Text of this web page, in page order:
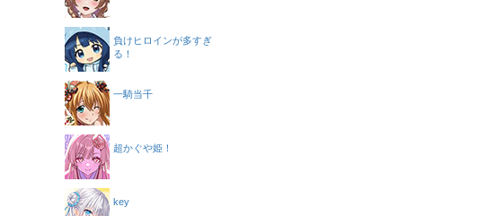
負けヒロインが多すぎ
る！
一騎当千
超かぐや姫！
key